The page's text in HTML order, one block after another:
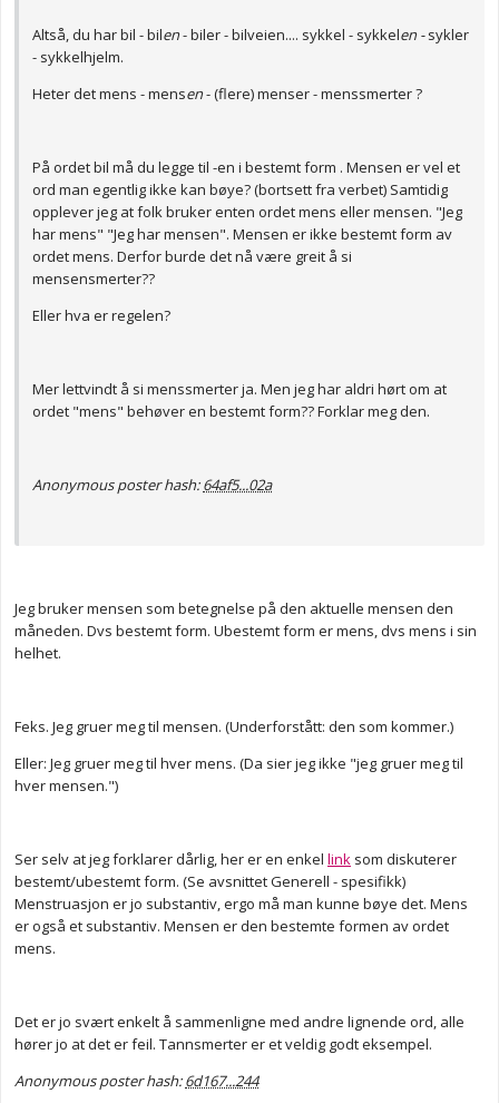
Altså, du har bil - bilen- biler - bilveien.... sykkel - sykkelen -sykler
- sykkelhjelm.
Heter det mens - mensen- (flere) menser - menssmerter ?
På ordet bil må du legge til -en i bestemt form . Mensen er vel et
ord man egentlig ikke kan bøye? (bortsett fra verbet) Samtidig
opplever jeg at folk bruker enten ordet mens eller mensen. "Jeg
har mens" "Jeg har mensen". Mensen er ikke bestemt form av
ordet mens. Derfor burde det nå være greit å si
mensensmerter??
Eller hva er regelen?
Mer lettvindt å si menssmerter ja. Men jeg har aldri hørt om at
ordet "mens" behøver en bestemt form?? Forklar meg den.
Anonymous poster hash:64af5...02a
Jeg bruker mensen som betegnelse på den aktuelle mensen den
måneden. Dvs bestemt form. Ubestemt form er mens, dvs mens i sin
helhet.
Feks. Jeg gruer meg til mensen. (Underforstått: den som kommer.)
Eller: Jeg gruer meg til hver mens. (Da sier jeg ikke "jeg gruer meg til
hver mensen.")
Ser selv at jeg forklarer dårlig, her er en enkel link som diskuterer
bestemt/ubestemt form. (Se avsnittet Generell - spesifikk)
Menstruasjon er jo substantiv, ergo må man kunne bøye det. Mens
er også et substantiv. Mensen er den bestemte formen av ordet
mens.
Det er jo svært enkelt å sammenligne med andre lignende ord, alle
hører jo at det er feil. Tannsmerter er et veldig godt eksempel.
Anonymous poster hash:6d167...244